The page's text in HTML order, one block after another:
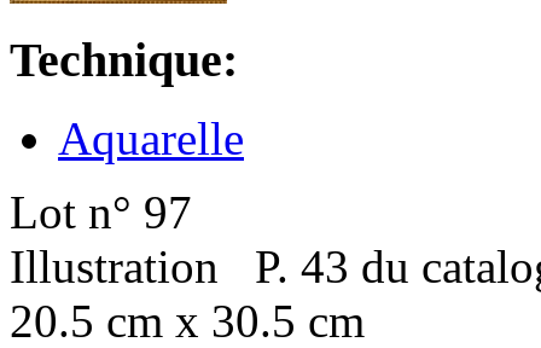
Technique:
Aquarelle
Lot n° 97
Illustration P. 43 du
20.5 cm x 30.5 cm